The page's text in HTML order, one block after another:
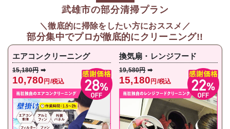
武雄市の部分清掃プラン
＼徹底的に掃除をしたい方におススメ／
部分集中でプロが徹底的にクリーニング!!
エアコンクリーニング
15,180円 ➡
10,780円/税込
換気扇・レンジフード
19,580円 ➡
15,180円/税込